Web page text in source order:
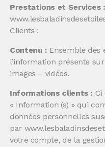
Prestations et Services :
Clients :
Contenu : Ensemble des
l’information présente
images – vidéos.
Informations clients : Ci
« Information (s) » qui
données personnelles
par
votre compte, de la